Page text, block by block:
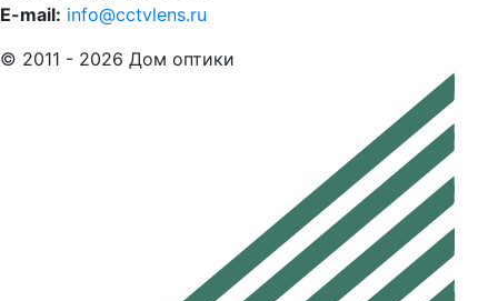
E-mail: info@cctvlens.ru
© 2011 - 2026 Дом оптики